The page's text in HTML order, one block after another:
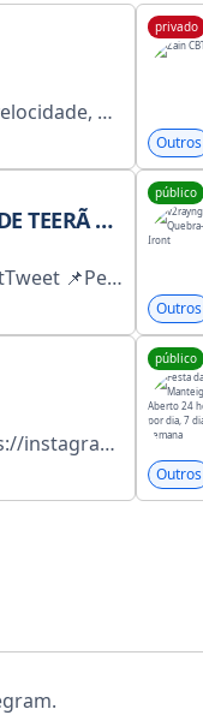
https://clck.ru/3N7BNs #RT09D
privado
Outros
TWITTER
e mercadorias: @utbazar @uttww Envie um tweet ⭐️O maior canal estudantil do Twitter no Telegram
público
Outros
spoti.fi/38EiReR ✅ChatPutak: https://t.me/chatputak
público
Outros